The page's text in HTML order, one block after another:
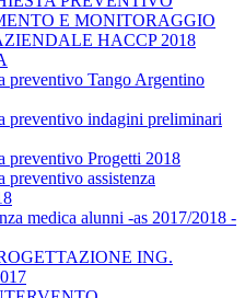
E MONITORAGGIO
HACCP 2018
preventivo Tango Argentino
preventivo indagini preliminari
preventivo Progetti 2018
preventivo assistenza
medica alunni -as 2017/2018 -
ING.